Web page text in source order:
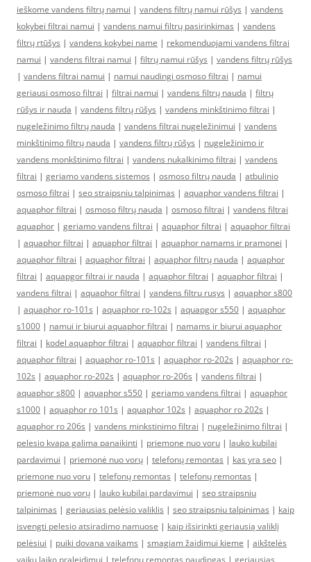
ieškome vandens filtrų namui | vandens filtrų namui rūšys | vandens
kokybei filtrai namui | vandens namui filtrų pasirinkimas | vandens
filtrų rtūšys | vandens kokybei name | rekomenduojami vandens filtrai
namui | vandens filtrai namui | filtrų namui rūšys | vandens filtrų rūšys
| vandens filtrai namui | namui naudingi osmoso filtrai | namui
geriausi osmoso filtrai | filtrai namui | vandens filtrų nauda | filtrų
rūšys ir nauda | vandens filtrų rūšys | vandens minkštinimo filtrai |
nugeležinimo filtrų nauda | vandens filtrai nugeležinimui | vandens
minkštinimo filtrų nauda | vandens filtrų rūšys | nugeležinimo ir
vandens monkštinimo filtrai | vandens nukalkinimo filtrai | vandens
filtrai | geriamo vandens sistemos | osmoso filtrų nauda | atbulinio
osmoso filtrai | seo straipsniu talpinimas | aquaphor vandens filtrai |
aquaphor filtrai | osmoso filtrų nauda | osmoso filtrai | vandens filtrai
aquaphor | geriamo vandens filtrai | aquaphor filtrai | aquaphor filtrai
| aquaphor filtrai | aquaphor filtrai | aquaphor namams ir pramonei |
aquaphor filtrai | aquaphor filtrai | aquaphor filtrų nauda | aquaphor
filtrai | aquapgor filtrai ir nauda | aquaphor filtrai | aquaphor filtrai |
vandens filtrai | aquaphor filtrai | vandens filtru rusys | aquaphor s800
| aquaphor ro-101s | aquaphor ro-102s | aquapgor s550 | aquaphor
s1000 | namui ir biurui aquaphor filtrai | namams ir biurui aquaphor
filtrai | kodel aquaphor filtrai | aquaphor filtrai | vandens filtrai |
aquaphor filtrai | aquaphor ro-101s | aquaphor ro-202s | aquaphor ro-
102s | aquaphor ro-202s | aquaphor ro-206s | vandens filtrai |
aquaphor s800 | aquaphor s550 | geriamo vandens filtrai | aquaphor
s1000 | aquaphor ro 101s | aquaphor 102s | aquaphor ro 202s |
aquaphor ro 206s | vandens minkstinimo filtrai | nugeležinimo filtrai |
pelesio kvapa galima panaikinti | priemone nuo voru | lauko kubilai
pardavimui | priemonė nuo vorų | telefonų remontas | kas yra seo |
priemone nuo voru | telefonų remontas | telefonų remontas |
priemonė nuo vorų | lauko kubilai pardavimui | seo straipsniu
talpinimas | geriausias pelėsio valiklis | seo straipsniu talpinimas | kaip
isvengti pelesio atsiradimo namuose | kaip išsirinkti geriausią valiklį
pelėsiui | puiki dovana vaikams | smagiam žaidimui kieme | aikštelės
vaikų laiko praleidimui | telefonų remontas naudingas | geriausias